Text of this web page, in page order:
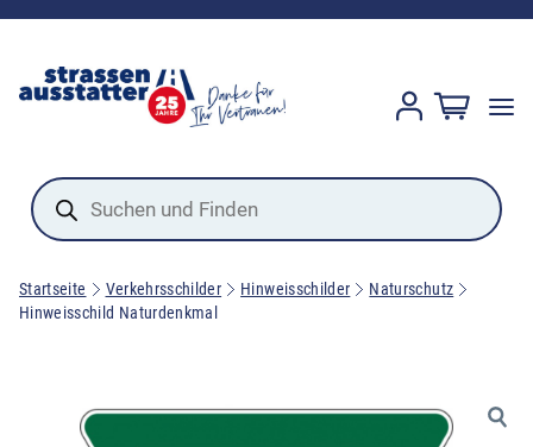
Products
search
Startseite Verkehrsschilder Hinweisschilder
Naturschutz
Hinweisschild Naturdenkmal